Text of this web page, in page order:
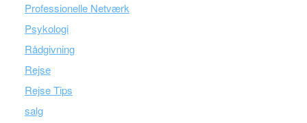
Professionelle Netværk
Psykologi
Rådgivning
Rejse
Rejse Tips
salg